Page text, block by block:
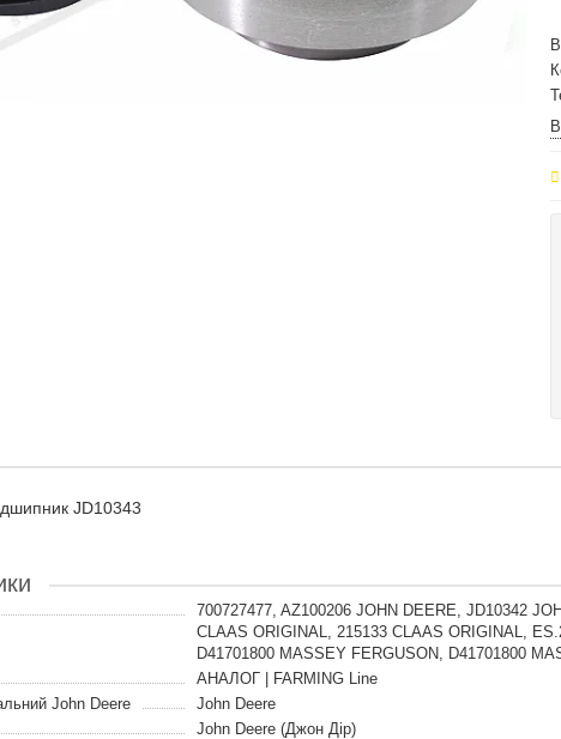
JD10343
700727477, AZ100206 JOHN DEERE, JD10342
CLAAS ORIGINAL, 215133 CLAAS ORIGINAL,
D41701800 MASSEY FERGUSON, D41701800
АНАЛОГ | FARMING Line
John Deere
John Deere
John Deere (Джон Дір)